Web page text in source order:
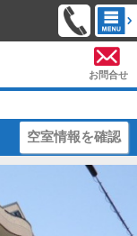
お問合せ
空室情報を確認